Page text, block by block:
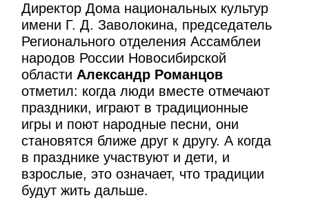
Директор Дома национальных культур
имени Г. Д. Заволокина, председатель
Регионального отделения Ассамблеи
народов России Новосибирской
области Александр Романцов
отметил: когда люди вместе отмечают
праздники, играют в традиционные
игры и поют народные песни, они
становятся ближе друг к другу. А когда
в празднике участвуют и дети, и
взрослые, это означает, что традиции
будут жить дальше.